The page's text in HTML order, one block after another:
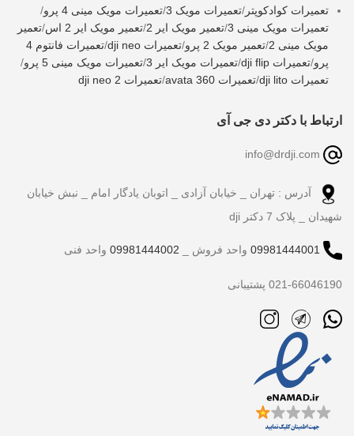
تعمیرات کوادکوپتر /تعمیرات مویک 3 /تعمیرات مویک مینی 4 پرو
/
تعمیرات مویک مینی 3
/تعمیر مویک ایر 2 /تعمیر مویک ایر 2 اس /تعمیر
مویک مینی 2
/تعمیر مویک 2 پرو /تعمیرات dji neo /
تعمیرات فانتوم 4
پرو/تعمیرات dji flip /تعمیرات مویک ایر 3 /تعمیرات مویک مینی 5 پرو
/
تعمیرات dji lito
/تعمیرات avata 360 /تعمیرات dji neo 2
ارتباط با دکتر دی جی آی
آدرس : تهران _ خیابان آزادی _ اتوبان یادگار امام _ نبش خیابان
شهیدان _ پلاک 7 دکتر dji
09981444001 واحد فروش _ 09981444002 واحد فنی
021-66046190 پشتیبانی